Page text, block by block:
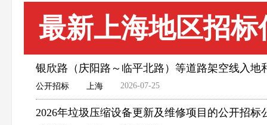
最新上海地区招标
银欣路（庆阳路～临平北路）等道路架空线入
公开招标 上海 2026-07-25
2026年垃圾压缩设备更新及维修项目的公开招标